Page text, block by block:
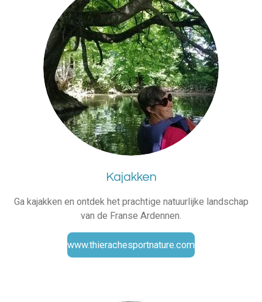
Kajakken
Ga kajakken en ontdek het prachtige natuurlijke landschap
van de Franse Ardennen.
www.thierachesportnature.com